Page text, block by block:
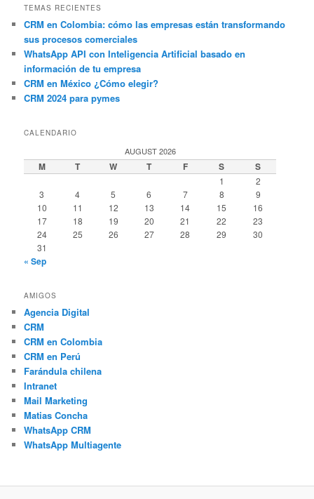
TEMAS RECIENTES
CRM en Colombia: cómo las empresas están transformando
sus procesos comerciales
WhatsApp API con Inteligencia Artificial basado en
información de tu empresa
CRM en México ¿Cómo elegir?
CRM 2024 para pymes
CALENDARIO
AUGUST 2026
M T W T F S S
1
2
3
4 5 6 7 8
9
10
11 12 13 14 15
16
17
18 19 20 21 22
23
24
25 26 27 28 29
30
31
« Sep
AMIGOS
Agencia Digital
CRM
CRM en Colombia
CRM en Perú
Farándula chilena
Intranet
Mail Marketing
Matias Concha
WhatsApp CRM
WhatsApp Multiagente